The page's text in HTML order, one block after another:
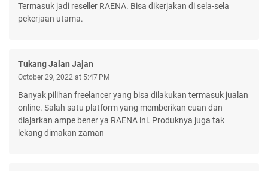
Termasuk jadi reseller RAENA. Bisa dikerjakan di sela-sela
pekerjaan utama.
Tukang Jalan Jajan
October 29, 2022 at 5:47 PM
Banyak pilihan freelancer yang bisa dilakukan termasuk jualan
online. Salah satu platform yang memberikan cuan dan
diajarkan ampe bener ya RAENA ini. Produknya juga tak
lekang dimakan zaman